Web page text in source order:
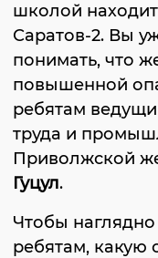
школой
Саратов-2. Вы
понимать, что
повышенной
ребятам
труда и
Приволжской
Гуцул.
Чтобы
ребятам, какую